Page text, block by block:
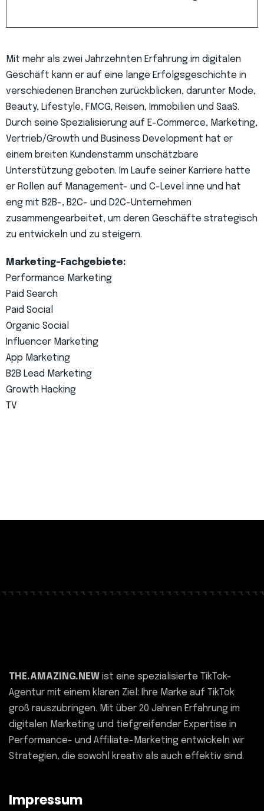
Mit mehr als zwei Jahrzehnten Erfahrung im digitalen
Geschäft kann er auf eine lange Erfolgsgeschichte in
verschiedenen Branchen zurückblicken, darunter Mode,
Beauty, Lifestyle, FMCG, Reisen, Immobilien und SaaS.
Durch seine Spezialisierung auf E-Commerce, Marketing,
Vertrieb/Growth und Business Development hat er
einem breiten Kundenstamm unschätzbare
Unterstützung geboten. Im Laufe seiner Karriere hatte
er Rollen auf Management- und C-Level inne und hat
eng mit B2B-, B2C- und D2C-Unternehmen
zusammengearbeitet, um deren Geschäfte strategisch
zu entwickeln und zu steigern.
Marketing-Fachgebiete:
Performance Marketing
Paid Search
Paid Social
Organic Social
Influencer Marketing
App Marketing
B2B Lead Marketing
Growth Hacking
TV
THE.AMAZING.NEW ist eine spezialisierte TikTok-
Agentur mit einem klaren Ziel: Ihre Marke auf TikTok
groß rauszubringen. Mit über 20 Jahren Erfahrung im
digitalen Marketing und tiefgreifender Expertise in
Performance- und Affiliate-Marketing entwickeln wir
Strategien, die sowohl kreativ als auch effektiv sind.
Impressum